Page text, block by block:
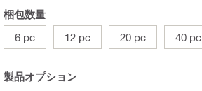
梱包数量
6 pc
12 pc 20 pc 40 pc
製品オプション